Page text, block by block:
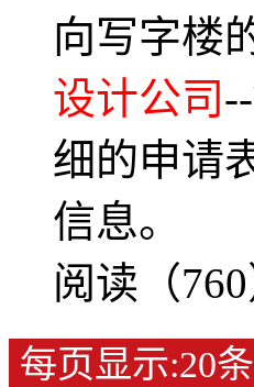
向写字楼
设计公司
细的申请
信息。
阅读（760
每页显示:20条